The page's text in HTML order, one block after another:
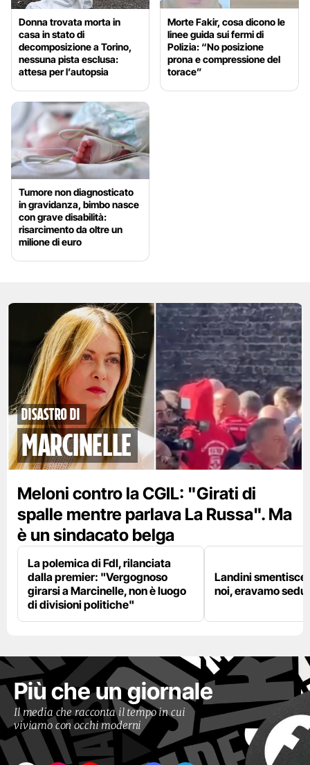
Donna trovata morta in
casa in stato di
decomposizione a Torino,
nessuna pista esclusa:
attesa per l’autopsia
Morte Fakir, cosa dicono le
linee guida sui fermi di
Polizia: “No posizione
prona e compressione del
torace”
Tumore non diagnosticato
in gravidanza, bimbo nasce
con grave disabilità:
risarcimento da oltre un
milione di euro
disastro di
marcinelle
Meloni contro la CGIL: "Girati di
spalle mentre parlava La Russa". Ma
è un sindacato belga
La polemica di FdI, rilanciata
dalla premier: "Vergognoso
girarsi a Marcinelle, non è luogo
di divisioni politiche"
Landini
noi, eravamo
Più che un giornale
Il media che racconta il tempo in cui
viviamo con occhi moderni